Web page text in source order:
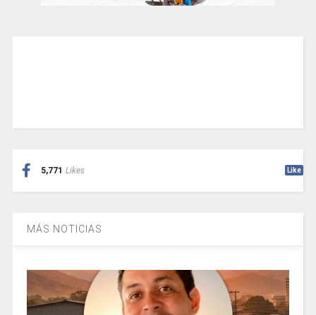
5,771 Likes Like
MÁS NOTICIAS